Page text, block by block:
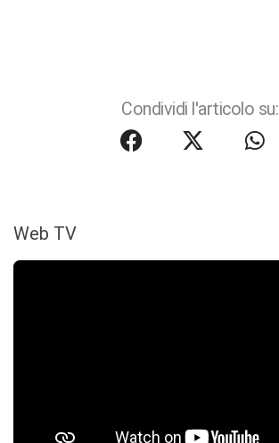
Condividi l'articolo su:
Web TV